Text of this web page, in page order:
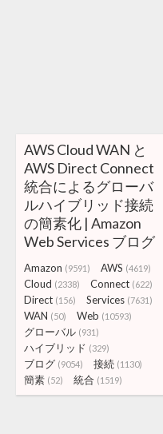
AWS Cloud WAN と
AWS Direct Connect
統合によるグローバ
ルハイブリッド接続
の簡素化 | Amazon
Web Services ブログ
Amazon (9591) AWS (4619)
Cloud (2338) Connect (622)
Direct (156) Services (7631)
WAN (50) Web (10593)
グローバル (931)
ハイブリッド (329)
ブログ (9054) 接続 (1130)
簡素 (52) 統合 (1519)